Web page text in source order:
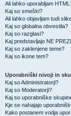
Ali lahko uporabljam
Kaj so smeški?
Ali lahko objavljam tudi
Kaj so globalna obvestila?
Kaj so razglasi?
Kaj predstavljajo NE
Kaj so zaklenjene teme?
Kaj so ikone tem?
Uporabniški nivoji in
Kaj so Administratorji?
Kaj so Moderatorji?
Kaj so uporabniške
Kje se nahajajo
Kako postanem vodja